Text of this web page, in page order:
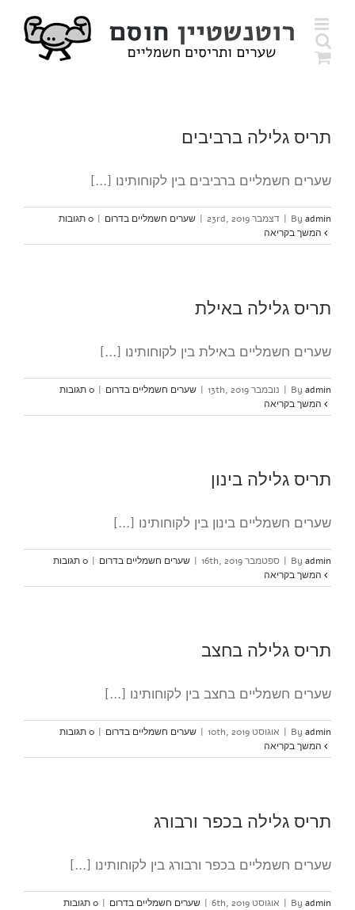
לתוכן
תריס גלילה ברביבים
שערים חשמליים ברביבים בין לקוחותינו [...]
By admin
| דצמבר 23rd, 2019 | שערים חשמליים בדרום | 0 תגובות
המשך בקריאה
תריס גלילה באילת
שערים חשמליים באילת בין לקוחותינו [...]
By admin
| נובמבר 13th, 2019 | שערים חשמליים בדרום | 0 תגובות
המשך בקריאה
תריס גלילה בינון
שערים חשמליים בינון בין לקוחותינו [...]
By admin
| ספטמבר 16th, 2019 | שערים חשמליים בדרום | 0 תגובות
המשך בקריאה
תריס גלילה בחצב
שערים חשמליים בחצב בין לקוחותינו [...]
By admin
| אוגוסט 10th, 2019 | שערים חשמליים בדרום | 0 תגובות
המשך בקריאה
תריס גלילה בכפר ורבורג
שערים חשמליים בכפר ורבורג בין לקוחותינו [...]
By admin
| אוגוסט 6th, 2019 | שערים חשמליים בדרום | 0 תגובות